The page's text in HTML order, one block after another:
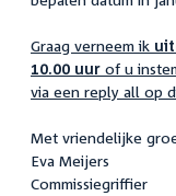
Graag verneem ik
10.00 uur of u
via een reply all op
Met vriendelijke
Eva Meijers
Commissiegriffier